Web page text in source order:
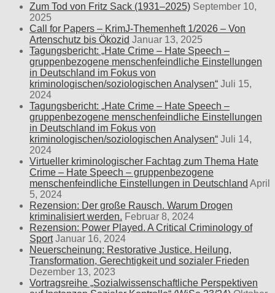
Zum Tod von Fritz Sack (1931–2025) September 10,
2025
Call for Papers – KrimJ-Themenheft 1/2026 – Von
Artenschutz bis Ökozid Januar 13, 2025
Tagungsbericht: „Hate Crime – Hate Speech –
gruppenbezogene menschenfeindliche Einstellungen
in Deutschland im Fokus von
kriminologischen/soziologischen Analysen“ Juli 15,
2024
Tagungsbericht: „Hate Crime – Hate Speech –
gruppenbezogene menschenfeindliche Einstellungen
in Deutschland im Fokus von
kriminologischen/soziologischen Analysen“ Juli 14,
2024
Virtueller kriminologischer Fachtag zum Thema Hate
Crime – Hate Speech – gruppenbezogene
menschenfeindliche Einstellungen in Deutschland April
5, 2024
Rezension: Der große Rausch. Warum Drogen
kriminalisiert werden. Februar 8, 2024
Rezension: Power Played. A Critical Criminology of
Sport Januar 16, 2024
Neuerscheinung: Restorative Justice. Heilung,
Transformation, Gerechtigkeit und sozialer Frieden
Dezember 13, 2023
Vortragsreihe „Sozialwissenschaftliche Perspektiven